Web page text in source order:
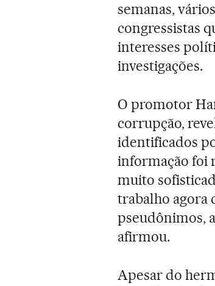
semanas,
congressistas
interesses
investigações.
O promotor
corrupção,
identificados
informação foi
muito
trabalho agora
pseudônimos,
afirmou.
Apesar do